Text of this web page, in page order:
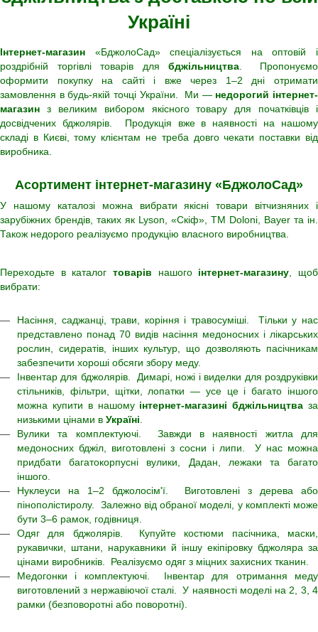
Україні
Інтернет-магазин «БджолоСад» спеціалізується на оптовій і
роздрібній торгівлі товарів для бджільництва . Пропонуємо
оформити покупку на сайті і вже через 1–2 дні отримати
замовлення в будь-якій точці України. Ми — недорогий інтернет-
магазин з великим вибором якісного товару для початківців і
досвідчених бджолярів. Продукція вже в наявності на нашому
складі в Києві, тому клієнтам не треба довго чекати поставки від
виробника.
Асортимент інтернет-магазину «БджолоСад»
У нашому каталозі можна вибрати якісні товари вітчизняних і
зарубіжних брендів, таких як Lyson, «Скіф», ТМ Doloni, Bayer та ін.
Також недорого реалізуємо продукцію власного виробництва.
Переходьте в каталог товарів нашого інтернет-магазину, щоб
вибрати:
Насіння, саджанці, трави, коріння і травосуміші. Тільки у нас
представлено понад 70 видів насіння медоносних і лікарських
рослин, сидератів, інших культур, що дозволяють пасічникам
забезпечити хороші обсяги збору меду.
Інвентар для бджолярів. Димарі, ножі і виделки для роздруківки
стільників, фільтри, щітки, лопатки — усе це і багато іншого
можна купити в нашому інтернет-магазині бджільництва за
низькими цінами в Україні.
Вулики та комплектуючі. Завжди в наявності житла для
медоносних бджіл, виготовлені з сосни і липи. У нас можна
придбати багатокорпусні вулики, Дадан, лежаки та багато
іншого.
Нуклеуси на 1–2 бджолосім'ї. Виготовлені з дерева або
пінополістиролу. Залежно від обраної моделі, у комплекті може
бути 3–6 рамок, годівниця.
Одяг для бджолярів. Купуйте костюми пасічника, маски,
рукавички, штани, нарукавники й іншу екіпіровку бджоляра за
цінами виробників. Реалізуємо одяг з міцних захисних тканин.
Медогонки і комплектуючі. Інвентар для отримання меду
виготовлений з нержавіючої сталі.У наявності моделі на 2, 3, 4
рамки (безповоротні або поворотні).